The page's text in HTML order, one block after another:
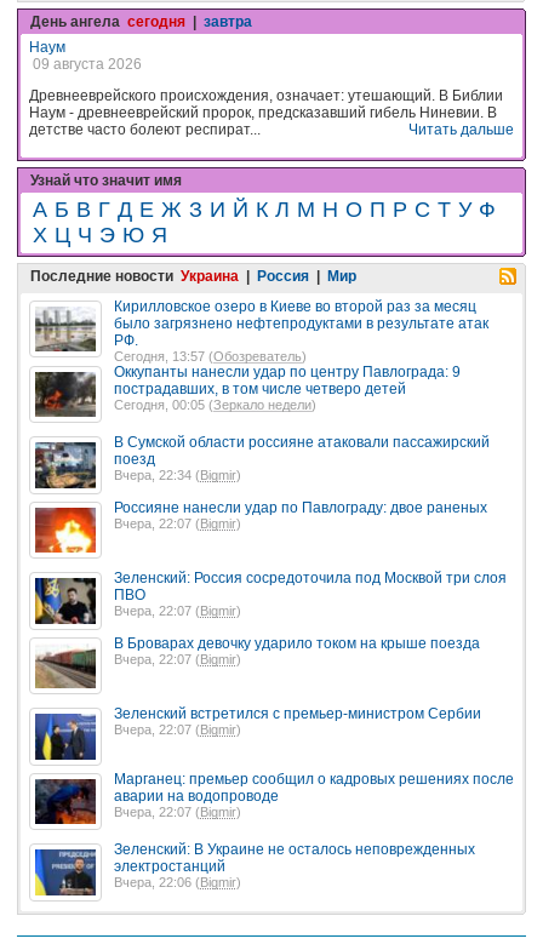
День ангела сегодня | завтра
Наум
09 августа 2026
Древнееврейского происхождения, означает: утешающий. В Библии
Наум - древнееврейский пророк, предсказавший гибель Ниневии. В
детстве часто болеют респират...
Читать дальше
Узнай что значит имя
А Б В Г Д Е Ж З И Й К Л М Н О П Р С Т У Ф
Х Ц Ч Э Ю Я
Последние новости Украина | Россия | Мир
Кирилловское озеро в Киеве во второй раз за месяц
было загрязнено нефтепродуктами в результате атак
РФ.
Сегодня, 13:57 (Обозреватель)
Оккупанты нанесли удар по центру Павлограда: 9
пострадавших, в том числе четверо детей
Сегодня, 00:05 (Зеркало недели)
В Сумской области россияне атаковали пассажирский
поезд
Вчера, 22:34 (Bigmir)
Россияне нанесли удар по Павлограду: двое раненых
Вчера, 22:07 (Bigmir)
Зеленский: Россия сосредоточила под Москвой три слоя
ПВО
Вчера, 22:07 (Bigmir)
В Броварах девочку ударило током на крыше поезда
Вчера, 22:07 (Bigmir)
Зеленский встретился с премьер-министром Сербии
Вчера, 22:07 (Bigmir)
Марганец: премьер сообщил о кадровых решениях после
аварии на водопроводе
Вчера, 22:07 (Bigmir)
Зеленский: В Украине не осталось неповрежденных
электростанций
Вчера, 22:06 (Bigmir)